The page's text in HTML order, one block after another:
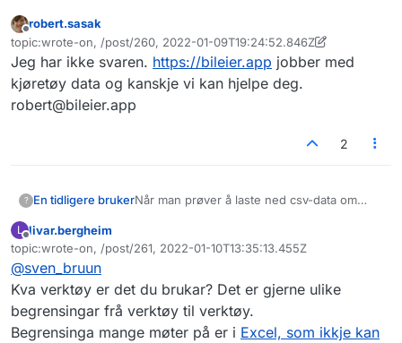
Frakoblet
robert.sasak
topic:wrote-on, /post/260, 2022-01-09T19:24:52.846Z
Sist endret av robert.sasak 1. sep. 2022, 19:30
Jeg har ikke svaren. https://bileier.app jobber med
kjøretøy data og kanskje vi kan hjelpe deg.
robert@bileier.app
2
? En tidligere brukerNår man prøver å laste ned csv-data om
GB).
laster ned de dataene man spesifiserer i
filteret på visningssiden? Noen tips til
hvordan dette kan løses?
cca7-4417-90be-b368f7d9542c
L
Frakoblet
livar.bergheim
topic:wrote-on, /post/261, 2022-01-10T13:35:13.455Z
Sist endret av
@sven_bruun
Kva verktøy er det du brukar? Det er gjerne ulike
begrensingar frå verktøy til verktøy.
Begrensinga mange møter på er i Excel, som ikkje kan